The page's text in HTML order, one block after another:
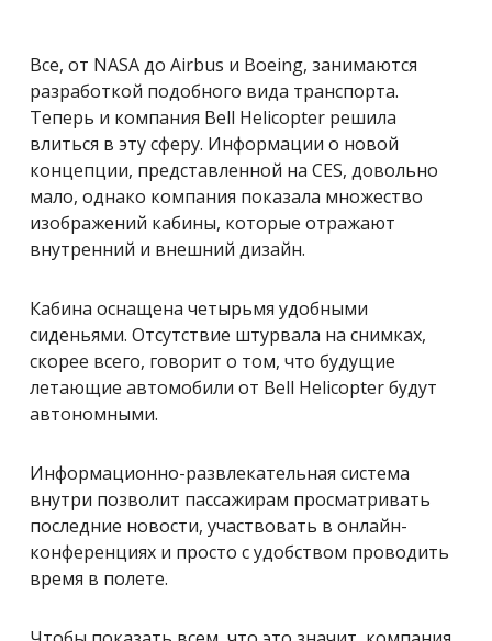
Все, от NASA до Airbus и Boeing, занимаются
разработкой подобного вида транспорта.
Теперь и компания Bell Helicopter решила
влиться в эту сферу. Информации о новой
концепции, представленной на CES, довольно
мало, однако компания показала множество
изображений кабины, которые отражают
внутренний и внешний дизайн.
Кабина оснащена четырьмя удобными
сиденьями. Отсутствие штурвала на снимках,
скорее всего, говорит о том, что будущие
летающие автомобили от Bell Helicopter будут
автономными.
Информационно-развлекательная система
внутри позволит пассажирам просматривать
последние новости, участвовать в онлайн-
конференциях и просто с удобством проводить
время в полете.